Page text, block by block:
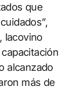
que
Iacovino
alcanzado
más de